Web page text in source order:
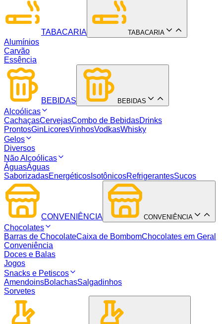
TABACARIA TABACARIA
Alumínios
Carvão
Essência
BEBIDAS BEBIDAS
Alcoólicas
CachaçasCervejasCombo de BebidasDrinks
ProntosGin LicoresVinhosVodkasWhisky
Gelos
Diversos
Não Alcoólicas
ÁguasÁguas
SaborizadasEnergéticos IsotônicosRefrigerantesSucos
CONVENIÊNCIA CONVENIÊNCIA
Chocolates
Barras de ChocolateCaixa de BombomChocolates em Geral
Conveniência
Doces e Balas
Jogos
Snacks e Petiscos
AmendoinsBolachasSalgadinhos
Sorvetes